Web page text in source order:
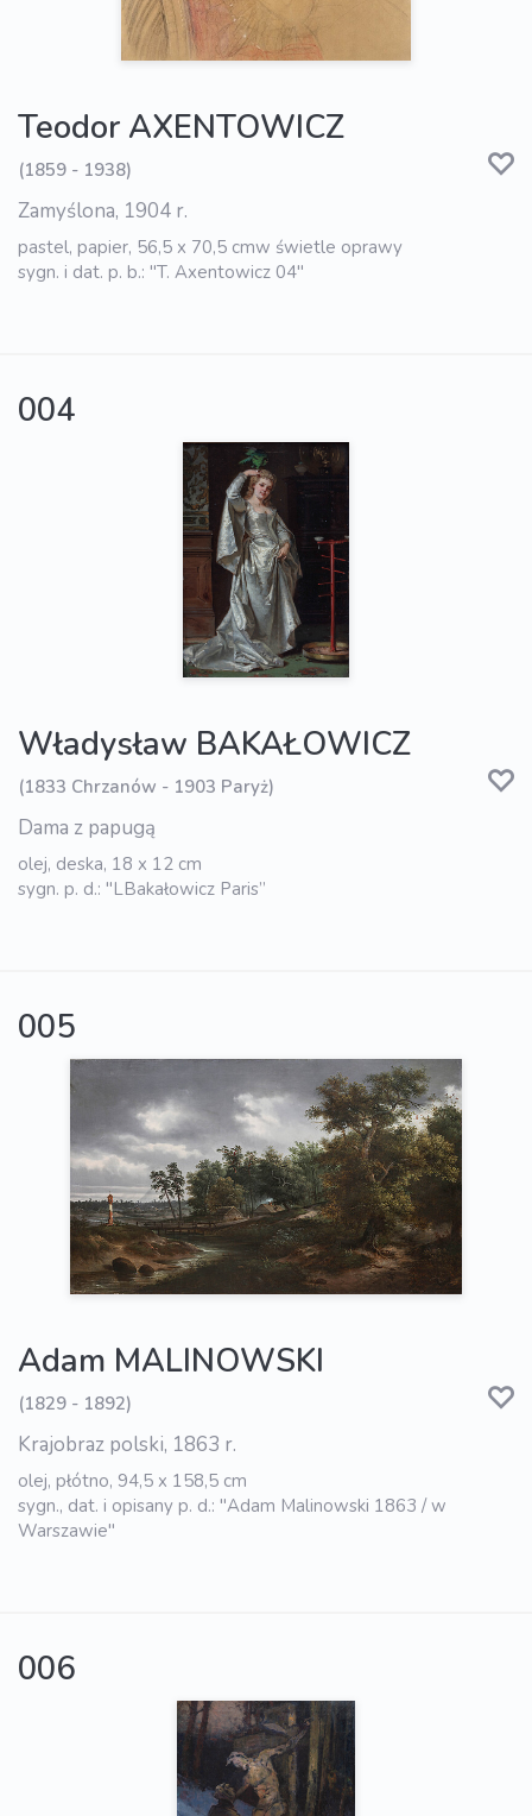
Teodor AXENTOWICZ
(1859 - 1938)
Zamyślona, 1904 r.
pastel, papier, 56,5 x 70,5 cmw świetle oprawy
sygn. i dat. p. b.: "T. Axentowicz 04"
004
Władysław BAKAŁOWICZ
(1833 Chrzanów - 1903 Paryż)
Dama z papugą
olej, deska, 18 x 12 cm
sygn. p. d.: "LBakałowicz Paris”
005
Adam MALINOWSKI
(1829 - 1892)
Krajobraz polski, 1863 r.
olej, płótno, 94,5 x 158,5 cm
sygn., dat. i opisany p. d.: "Adam Malinowski 1863 / w
Warszawie"
006